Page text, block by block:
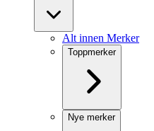
Alt innen Merker
Toppmerker
Nye merker